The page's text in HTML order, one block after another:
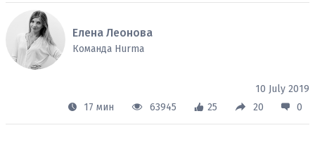
Елена Леонова
Команда Hurma
10 July 2019
17 мин
63945 25 20 0